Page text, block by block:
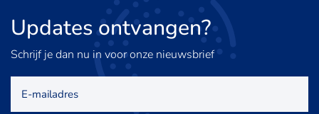
Updates ontvangen?
Schrijf je dan nu in voor onze nieuwsbrief
mailadres